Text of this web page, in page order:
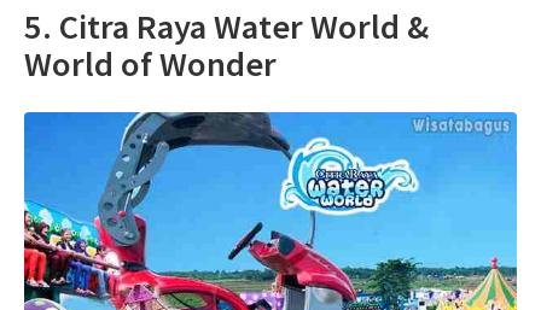
5. Citra Raya Water World &
World of Wonder